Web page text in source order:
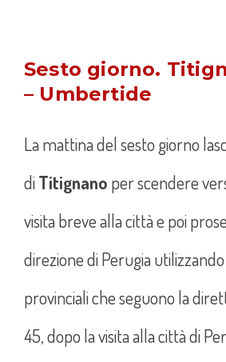
Sesto giorno.
– Umbertide
La mattina del sesto giorno
diTitignano per scendere
visita breve alla città e poi
direzione di Perugia
provinciali che seguono la
45, dopo la visita alla città di